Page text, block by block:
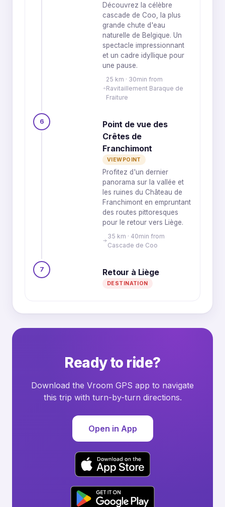
Découvrez la célèbre
cascade de Coo, la plus
grande chute d'eau
naturelle de Belgique. Un
spectacle impressionnant
et un cadre idyllique pour
une pause.
25 km · 30min from
Ravitaillement Baraque de
Fraiture
6
Point de vue des
Crêtes de
Franchimont
VIEWPOINT
Profitez d'un dernier
panorama sur la vallée et
les ruines du Château de
Franchimont en empruntant
des routes pittoresques
pour le retour vers Liège.
35 km · 40min from
Cascade de Coo
7 Retour à Liège
DESTINATION
Ready to ride?
Download the Vroom GPS app to navigate
this trip with turn-by-turn directions.
Open in App